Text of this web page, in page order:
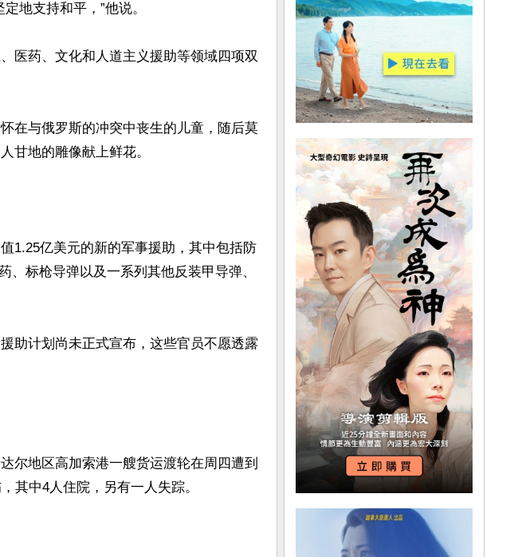
地支持和平，”他说。
医药、文化和人道主义援助等领域四项双
在与俄罗斯的冲突中丧生的儿童，随后莫
甘地的雕像献上鲜花。
1.25亿美元的新的军事援助，其中包括防
、标枪导弹以及一系列其他反装甲导弹、
助计划尚未正式宣布，这些官员不愿透露
尔地区高加索港一艘货运渡轮在周四遭到
其中4人住院，另有一人失踪。